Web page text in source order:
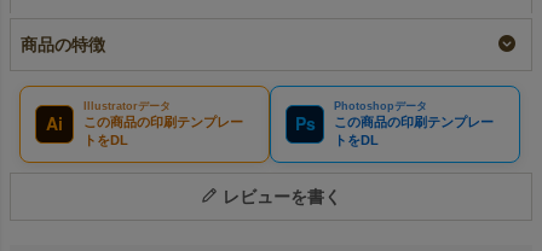
商品の特徴
Ai
Illustratorデータ
この商品の印刷テンプレー
トをDL
Ps
Photoshopデータ
この商品の印刷テンプレー
トをDL
レビューを書く